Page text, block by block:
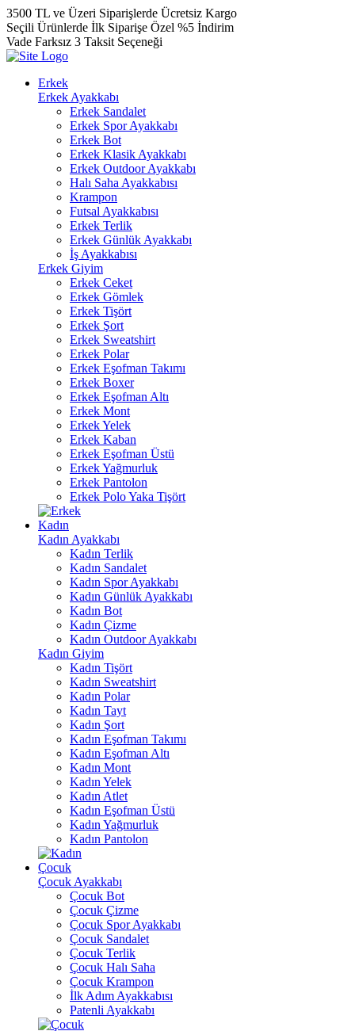
3500 TL ve Üzeri Siparişlerde Ücretsiz Kargo
Seçili Ürünlerde İlk Siparişe Özel %5 İndirim
Vade Farksız 3 Taksit Seçeneği
Erkek
Erkek Ayakkabı
Erkek Sandalet
Erkek Spor Ayakkabı
Erkek Bot
Erkek Klasik Ayakkabı
Erkek Outdoor Ayakkabı
Halı Saha Ayakkabısı
Krampon
Futsal Ayakkabısı
Erkek Terlik
Erkek Günlük Ayakkabı
İş Ayakkabısı
Erkek Giyim
Erkek Ceket
Erkek Gömlek
Erkek Tişört
Erkek Şort
Erkek Sweatshirt
Erkek Polar
Erkek Eşofman Takımı
Erkek Boxer
Erkek Eşofman Altı
Erkek Mont
Erkek Yelek
Erkek Kaban
Erkek Eşofman Üstü
Erkek Yağmurluk
Erkek Pantolon
Erkek Polo Yaka Tişört
Kadın
Kadın Ayakkabı
Kadın Terlik
Kadın Sandalet
Kadın Spor Ayakkabı
Kadın Günlük Ayakkabı
Kadın Bot
Kadın Çizme
Kadın Outdoor Ayakkabı
Kadın Giyim
Kadın Tişört
Kadın Sweatshirt
Kadın Polar
Kadın Tayt
Kadın Şort
Kadın Eşofman Takımı
Kadın Eşofman Altı
Kadın Mont
Kadın Yelek
Kadın Atlet
Kadın Eşofman Üstü
Kadın Yağmurluk
Kadın Pantolon
Çocuk
Çocuk Ayakkabı
Çocuk Bot
Çocuk Çizme
Çocuk Spor Ayakkabı
Çocuk Sandalet
Çocuk Terlik
Çocuk Halı Saha
Çocuk Krampon
İlk Adım Ayakkabısı
Patenli Ayakkabı